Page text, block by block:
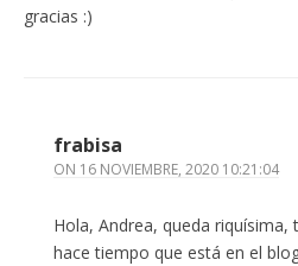
gracias :)
frabisa
ON 16 NOVIEMBRE, 2020 10:21:04
Hola, Andrea, queda riquísima,
hace tiempo que está en el